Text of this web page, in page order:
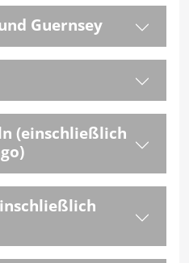
Guernsey
(einschließlich